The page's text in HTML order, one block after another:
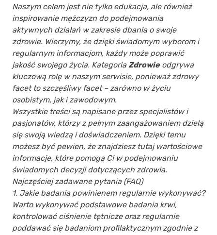
Naszym celem jest nie tylko edukacja, ale również
inspirowanie mężczyzn do podejmowania
aktywnych działań w zakresie dbania o swoje
zdrowie. Wierzymy, że dzięki świadomym wyborom i
regularnym informacjom, każdy może poprawić
jakość swojego życia. KategoriaZdrowieodgrywa
kluczową rolę w naszym serwisie, ponieważ zdrowy
facet to szczęśliwy facet – zarówno w życiu
osobistym, jak i zawodowym.
Wszystkie treści są napisane przez specjalistów i
pasjonatów, którzy z pełnym zaangażowaniem dzielą
się swoją wiedzą i doświadczeniem. Dzięki temu
możesz być pewien, że znajdziesz tutaj wartościowe
informacje, które pomogą Ci w podejmowaniu
świadomych decyzji dotyczących zdrowia.
Najczęściej zadawane pytania (FAQ)
1. Jakie badania powinienem regularnie wykonywać?
Warto wykonywać podstawowe badania krwi,
kontrolować ciśnienie tętnicze oraz regularnie
poddawać się badaniom profilaktycznym zgodnie z